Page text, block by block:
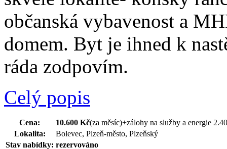
občanská vybavenost a
domem. Byt je ihned k
ráda zodpovím.
Celý popis
Cena: 10.600 Kč(za měsíc)+zálohy na služby a energie
Lokalita:
Bolevec, Plzeň-město, Plzeňský
Stav nabídky: rezervováno